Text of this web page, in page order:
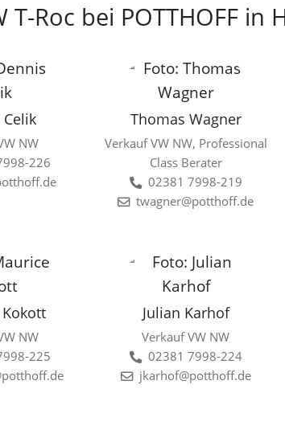
Roc bei POTTHOFF in
NW
226
Thomas Wagner
Verkauf VW NW, Professional
Class Berater
02381 7998-219
twagner@potthoff.de
NW
225
Julian Karhof
Verkauf VW NW
02381 7998-224
jkarhof@potthoff.de